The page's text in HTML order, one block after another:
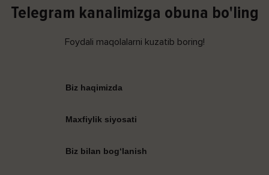
Telegram kanalimizga obuna bo'ling
Foydali maqolalarni kuzatib boring!
Biz haqimizda
Maxfiylik siyosati
Biz bilan bog‘lanish